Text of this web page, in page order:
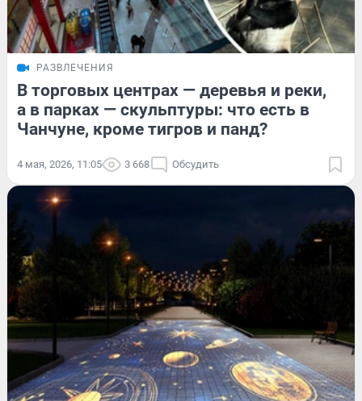
РАЗВЛЕЧЕНИЯ
В торговых центрах — деревья и реки,
а в парках — скульптуры: что есть в
Чанчуне, кроме тигров и панд?
4 мая, 2026, 11:05 3 668 Обсудить